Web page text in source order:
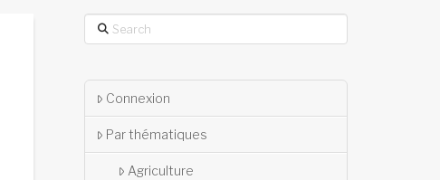
Search
Connexion
Par thématiques
Agriculture